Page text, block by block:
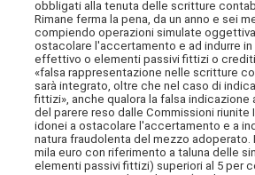
obbligati alla tenuta delle scritture
Rimane ferma la pena, da un anno e sei
compiendo operazioni simulate
ostacolare l'accertamento e ad indurre
effettivo o elementi passivi fittizi o
«falsa rappresentazione nelle scritture
sarà integrato, oltre che nel caso di
fittizi», anche qualora la falsa
del parere reso dalle Commissioni
idonei a ostacolare l'accertamento e a
natura fraudolenta del mezzo
mila euro con riferimento a taluna delle
elementi passivi fittizi) superiori al 5 per